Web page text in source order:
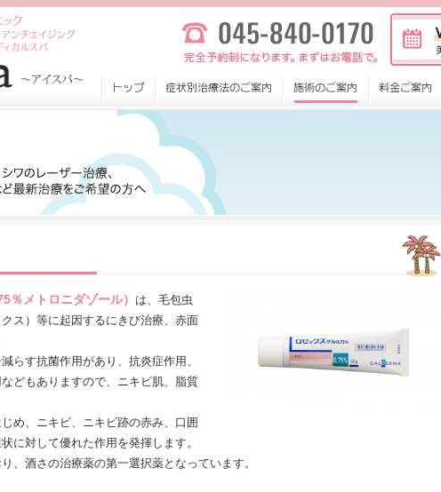
％メトロニダゾール） は、毛包虫
ス）等に起因するにきび治療、赤面
らす抗菌作用があり、抗炎症作用、
どもありますので、ニキビ肌、脂質
め、ニキビ、ニキビ跡の赤み、口囲
に対して優れた作用を発揮します。
、酒さの治療薬の第一選択薬となっています。